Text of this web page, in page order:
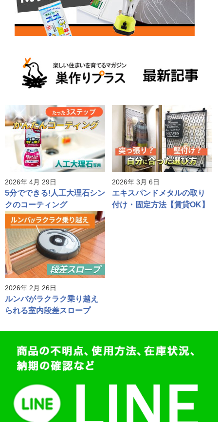
2026年 4月 29日
5分でできる!人工大理石シン
クのコーティング
2026年 3月 6日
エキスパンドメタルの取り
付け・固定方法【賃貸OK】
2026年 2月 26日
ルンバがラクラク乗り越え
られる室内段差スロープ